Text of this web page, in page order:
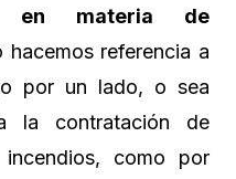
en materia de
hacemos referencia a
por un lado, o sea
la contratación de
como por